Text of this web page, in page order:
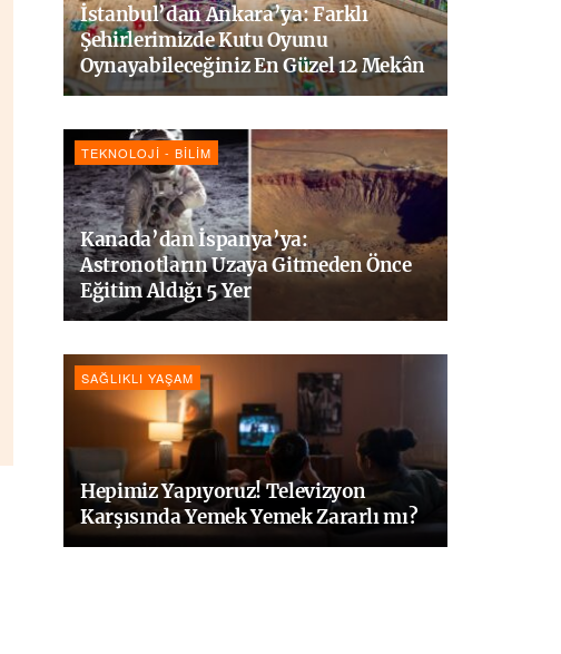
İstanbul’dan Ankara’ya: Farklı
Şehirlerimizde Kutu Oyunu
Oynayabileceğiniz En Güzel 12 Mekân
TEKNOLOJI - BILIM
Kanada’dan İspanya’ya:
Astronotların Uzaya Gitmeden Önce
Eğitim Aldığı 5 Yer
SAĞLIKLI YAŞAM
Hepimiz Yapıyoruz! Televizyon
Karşısında Yemek Yemek Zararlı mı?